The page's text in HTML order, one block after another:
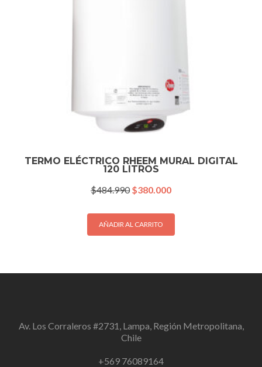
TERMO ELÉCTRICO RHEEM MURAL DIGITAL
120 LITROS
$484.990 El
original
era:
$484.990.
$380.000El
actual
$380.000.
AÑADIR AL CARRITO
Av. Los Corraleros #2731, Lampa, Región Metropolitana,
Chile
+569 76089164